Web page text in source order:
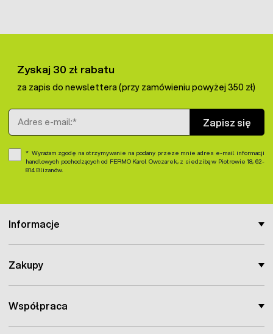
Informacje
Zakupy
Współpraca
Zyskaj 30 zł rabatu
za zapis do newslettera (przy zamówieniu powyżej 350 zł)
Adres e-mail
Zapisz się
Wyrażam zgodę na otrzymywanie na podany przeze mnie adres e-mail informacji
handlowych pochodzących od FERMO Karol Owczarek, z siedzibą w Piotrowie 18, 62-
814 Blizanów.